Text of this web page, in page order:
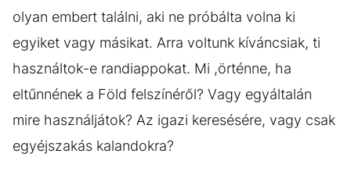
olyan embert találni, aki ne próbálta volna ki
egyiket vagy másikat. Arra voltunk kíváncsiak, ti
használtok-e randiappokat. Mi ,örténne, ha
eltűnnének a Föld felszínéről? Vagy egyáltalán
mire használjátok? Az igazi keresésére, vagy csak
egyéjszakás kalandokra?